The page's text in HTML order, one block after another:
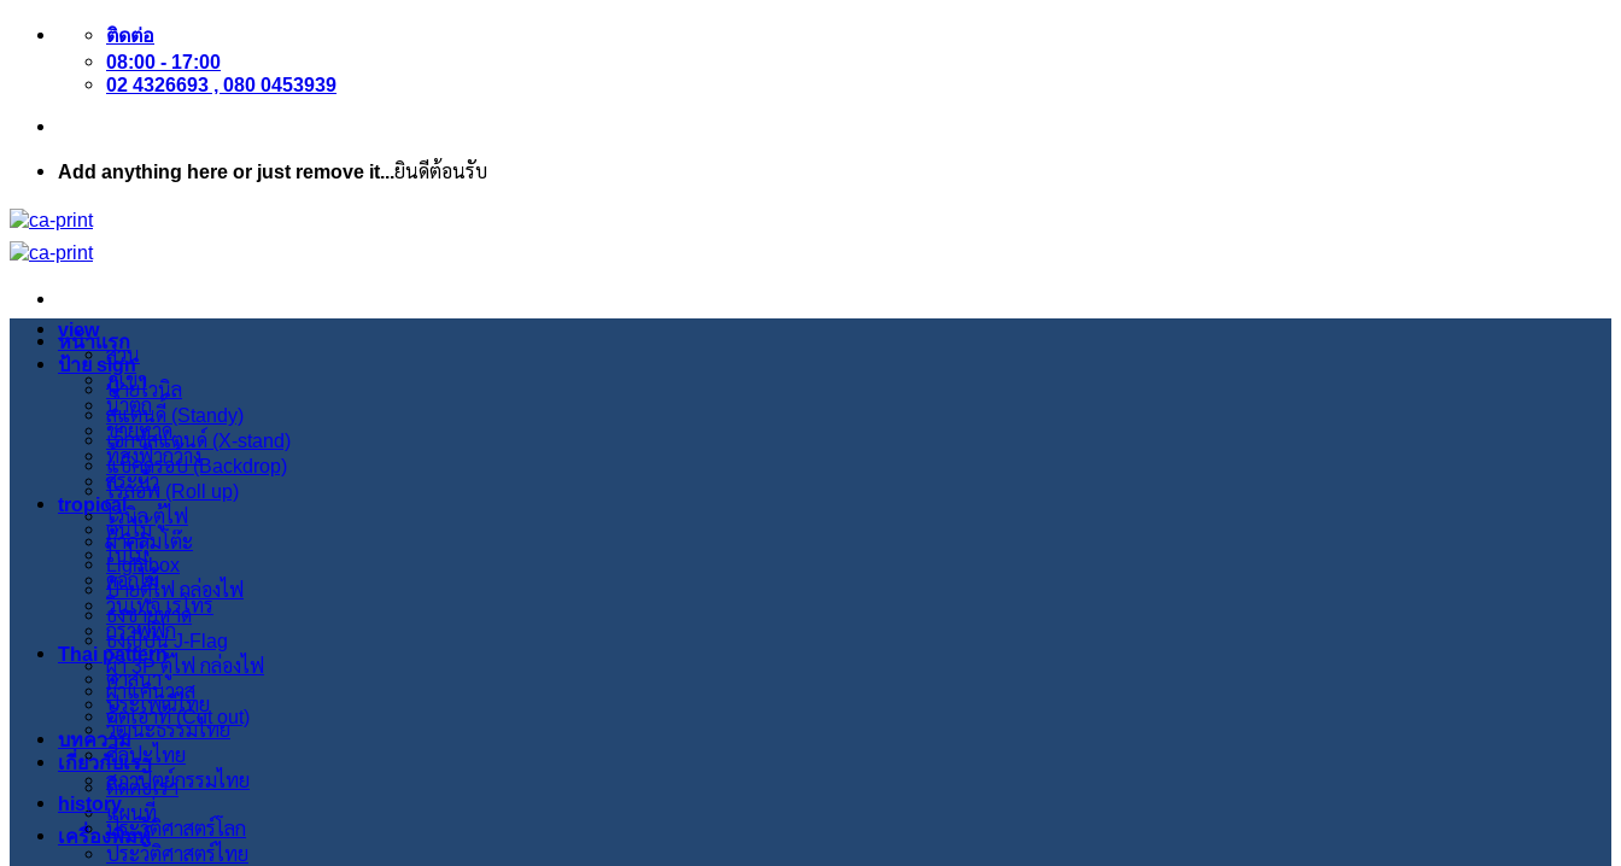
ข้าม
ติดต่อ
08:00 - 17:00
02 4326693 , 080 0453939
Add anything here or just remove it...ยินดีต้อนรับ
หน้าแรก
ป้าย sign
ป้ายไวนิล
สแตนดี้ (Standy)
เอ็กซ์สแตนด์ (X-stand)
แบ็คดรอป (Backdrop)
โรลอัพ (Roll up)
ไวนิล ตู้ไฟ
ผ้าคลุมโต๊ะ
Lightbox
ป้ายตู้ไฟ กล่องไฟ
ธงชายหาด
ธงญี่ปุ่น J-Flag
ผ้า 3P ตู้ไฟ กล่องไฟ
ผ้าแคนวาส
คัตเอาท์ (Cut out)
บทความ
เกี่ยวกับเรา
ติดต่อเรา
แผนที่
เครื่องพิมพ์
view
สวน
ภูเขา
น้ำตก
ชายหาด
ท้องฟ้ากว้าง
สระบัว
tropical
ต้นไม้
ใบไม้
ดอกไม้
วินเทจ เรโทร
กราฟฟิก
Thai pattern
ศาสนา
ประเพณีไทย
วัฒนะธรรมไทย
ศิลปะไทย
สภาปัตย์กรรมไทย
history
ประวัติศาสตร์โลก
ประวัติศาสตร์ไทย